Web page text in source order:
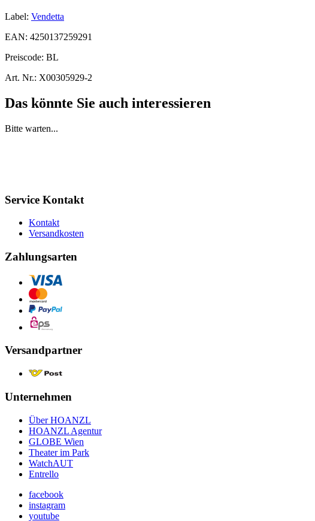
Label: Vendetta
EAN: 4250137259291
Preiscode: BL
Art. Nr.: X00305929-2
Das könnte Sie auch interessieren
Bitte warten...
Service Kontakt
Kontakt
Versandkosten
Zahlungsarten
Versandpartner
Unternehmen
Über HOANZL
HOANZL Agentur
GLOBE Wien
Theater im Park
WatchAUT
Entrello
facebook
instagram
youtube